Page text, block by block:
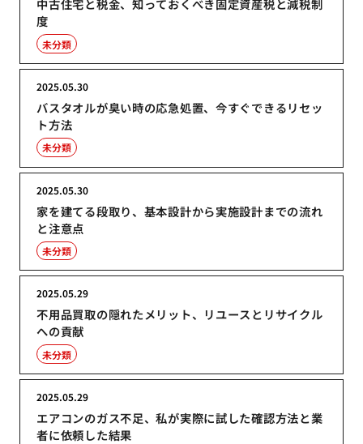
中古住宅と税金、知っておくべき固定資産税と減税制
度
未分類
バスタオルが臭い時の応急処置、今すぐできるリセッ
ト方法
2025.05.30
未分類
家を建てる段取り、基本設計から実施設計までの流れ
と注意点
2025.05.30
未分類
不用品買取の隠れたメリット、リユースとリサイクル
への貢献
2025.05.29
未分類
エアコンのガス不足、私が実際に試した確認方法と業
者に依頼した結果
2025.05.29